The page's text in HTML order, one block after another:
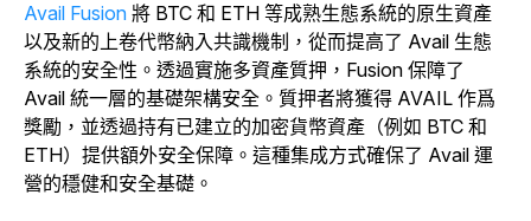
Avail Fusion 將 BTC 和 ETH 等成熟生態系統的原生資產
以及新的上卷代幣納入共識機制，從而提高了 Avail 生態
系統的安全性。透過實施多資產質押，Fusion 保障了
Avail 統一層的基礎架構安全。質押者將獲得 AVAIL 作爲
獎勵，並透過持有已建立的加密貨幣資產（例如 BTC 和
ETH）提供額外安全保障。這種集成方式確保了 Avail 運
營的穩健和安全基礎。